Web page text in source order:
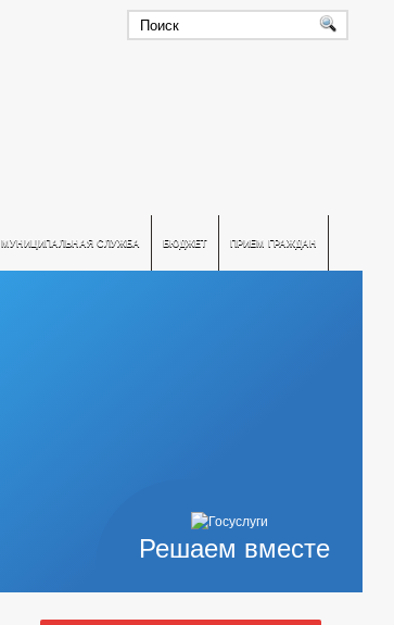
МУНИЦИПАЛЬНАЯ СЛУЖБА БЮДЖЕТ ПРИЕМ ГРАЖДАН
Решаем вместе